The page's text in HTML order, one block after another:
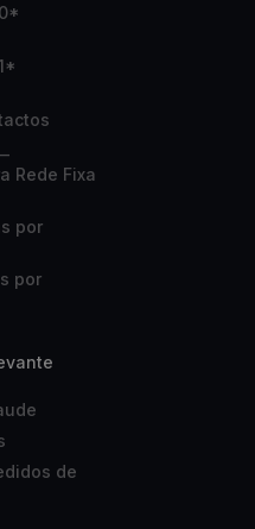
Rede Fixa
por
por
de